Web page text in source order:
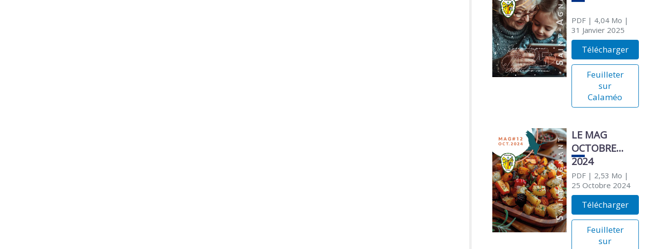
PDF| 4,04 Mo |
31 Janvier 2025
Télécharger
Feuilleter
sur
Calaméo
LE MAG
OCTOBRE
2024
PDF| 2,53 Mo |
25 Octobre 2024
Télécharger
Feuilleter
sur